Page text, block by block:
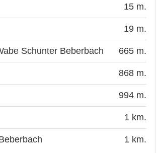
15 m.
19 m.
Schunter Beberbach 665 m.
868 m.
994 m.
1 km.
1 km.